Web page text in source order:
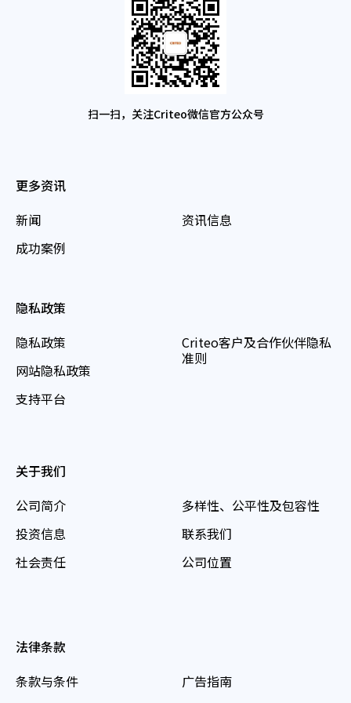
扫一扫，关注Criteo微信官方公众号
更多资讯
新闻
成功案例
资讯信息
隐私政策
隐私政策
网站隐私政策
支持平台
Criteo客户及合作伙伴隐私
准则
关于我们
公司简介
投资信息
社会责任
多样性、公平性及包容性
联系我们
公司位置
法律条款
条款与条件
广告指南